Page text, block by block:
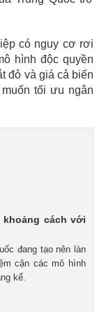
có nguy cơ rơi
hình độc quyền
đỏ và giá cả biến
tối ưu ngân
khoảng cách với
đang tạo nên làn
cận các mô hình
kể.